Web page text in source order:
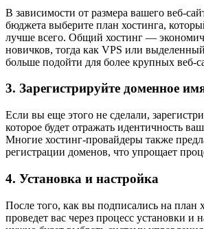
В зависимости от размера вашего веб-
бюджета выберите план хостинга,
лучше всего. Общий хостинг —
новичков, тогда как VPS или
больше подойти для более крупных веб-
3. Зарегистрируйте доменное
Если вы еще этого не сделали,
которое будет отражать идентичность
Многие хостинг-провайдеры также
регистрации доменов, что упрощает
4. Установка и настройка
После того, как вы подписались на план
проведет вас через процесс установки и